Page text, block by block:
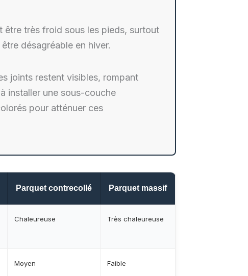
être très froid sous les pieds, surtout
désagréable en hiver.
joints restent visibles, rompant
installer une sous-couche
pour atténuer ces
Parquet contrecollé Parquet massif
Chaleureuse Très chaleureuse
Moyen Faible